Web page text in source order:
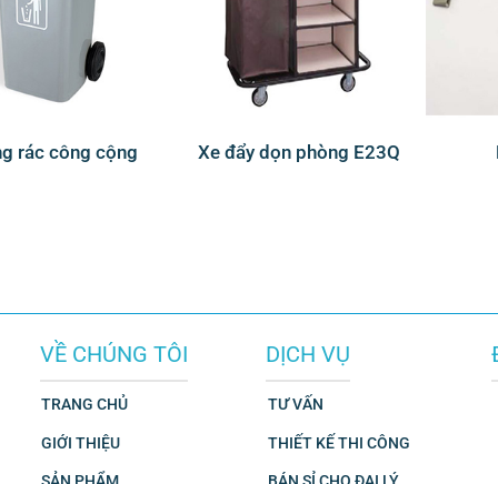
rác công cộng Xe đẩy dọn phòng E23Q
VỀ CHÚNG TÔI
TRANG CHỦ
GIỚI THIỆU
DỊCH VỤ
TƯ VẤN
THIẾT KẾ THI CÔNG